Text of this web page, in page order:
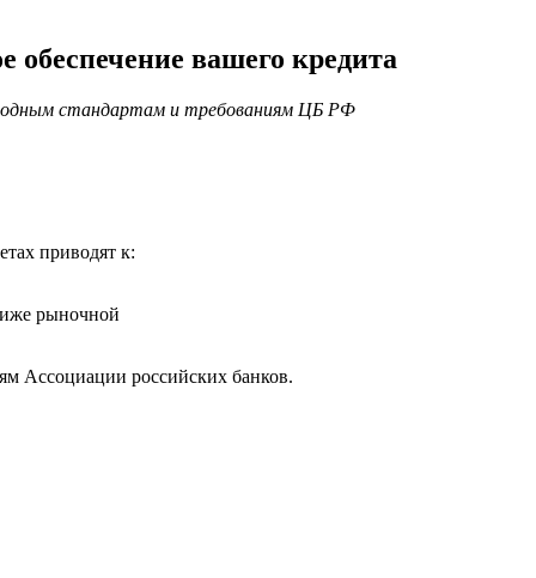
вашего кредита
стандартам и требованиям ЦБ РФ
приводят к:
рыночной
Ассоциации российских банков.